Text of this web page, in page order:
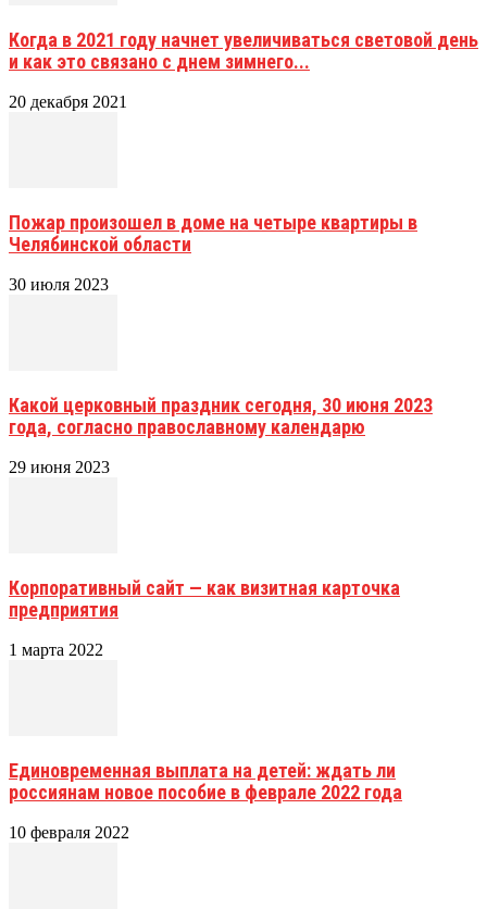
Когда в 2021 году начнет увеличиваться световой день
и как это связано с днем зимнего...
20 декабря 2021
Пожар произошел в доме на четыре квартиры в
Челябинской области
30 июля 2023
Какой церковный праздник сегодня, 30 июня 2023
года, согласно православному календарю
29 июня 2023
Корпоративный сайт — как визитная карточка
предприятия
1 марта 2022
Единовременная выплата на детей: ждать ли
россиянам новое пособие в феврале 2022 года
10 февраля 2022